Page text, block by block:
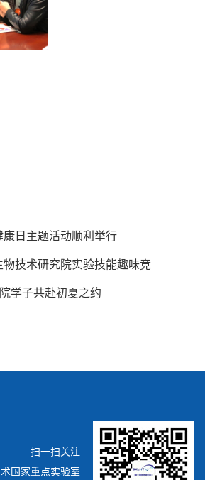
康日主题活动顺利举行
学子共赴初夏之约
扫一扫关注
国家重点实验室